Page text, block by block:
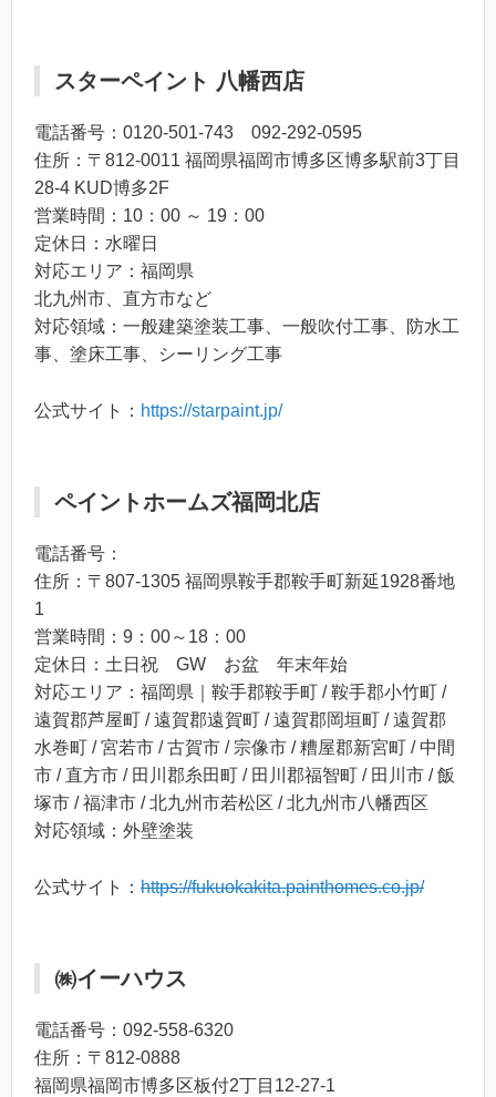
スターペイント 八幡西店
電話番号：0120-501-743 092-292-0595
住所：〒812-0011 福岡県福岡市博多区博多駅前3丁目
28-4 KUD博多2F
営業時間：10：00 ～ 19：00
定休日：水曜日
対応エリア：福岡県
北九州市、直方市など
対応領域：一般建築塗装工事、一般吹付工事、防水工
事、塗床工事、シーリング工事
公式サイト： https://starpaint.jp/
ペイントホームズ福岡北店
電話番号：
住所：〒807-1305 福岡県鞍手郡鞍手町新延1928番地
1
営業時間：9：00～18：00
定休日：土日祝 GW お盆 年末年始
対応エリア：福岡県｜鞍手郡鞍手町 / 鞍手郡小竹町 /
遠賀郡芦屋町 / 遠賀郡遠賀町 / 遠賀郡岡垣町 / 遠賀郡
水巻町 / 宮若市 / 古賀市 / 宗像市 / 糟屋郡新宮町 / 中間
市 / 直方市 / 田川郡糸田町 / 田川郡福智町 / 田川市 / 飯
塚市 / 福津市 / 北九州市若松区 / 北九州市八幡西区
対応領域：外壁塗装
公式サイト： https://fukuokakita.painthomes.co.jp/
㈱イーハウス
電話番号：092-558-6320
住所：〒812-0888
福岡県福岡市博多区板付2丁目12-27-1